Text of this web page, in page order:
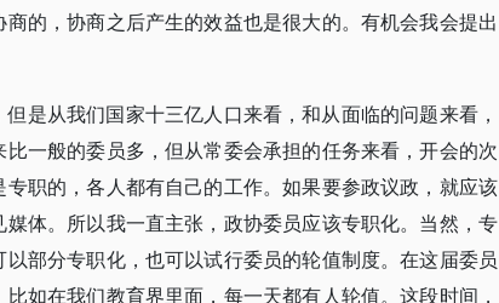
的，协商之后产生的效益也是很大的。有机会我会提出
是从我们国家十三亿人口来看，和从面临的问题来看，
一般的委员多，但从常委会承担的任务来看，开会的次
职的，各人都有自己的工作。如果要参政议政，就应该
体。所以我一直主张，政协委员应该专职化。当然，专
部分专职化，也可以试行委员的轮值制度。在这届委员
如在我们教育界里面，每一天都有人轮值。这段时间，